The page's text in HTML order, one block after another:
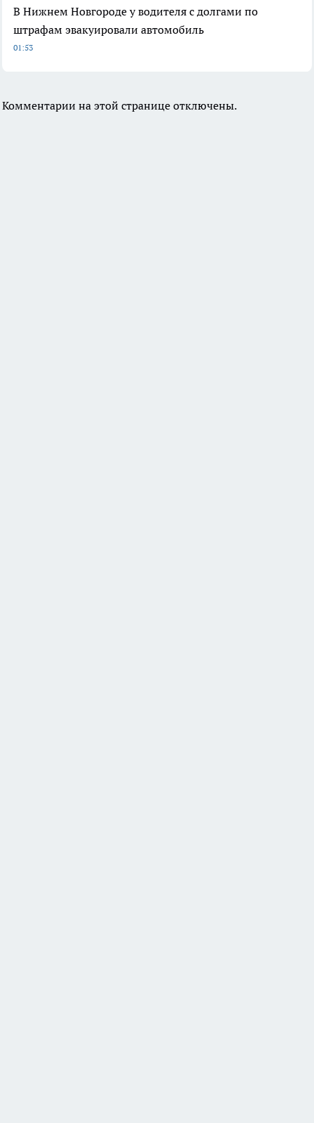
В Нижнем Новгороде у водителя с долгами по
штрафам эвакуировали автомобиль
01:53
Комментарии на этой странице отключены.